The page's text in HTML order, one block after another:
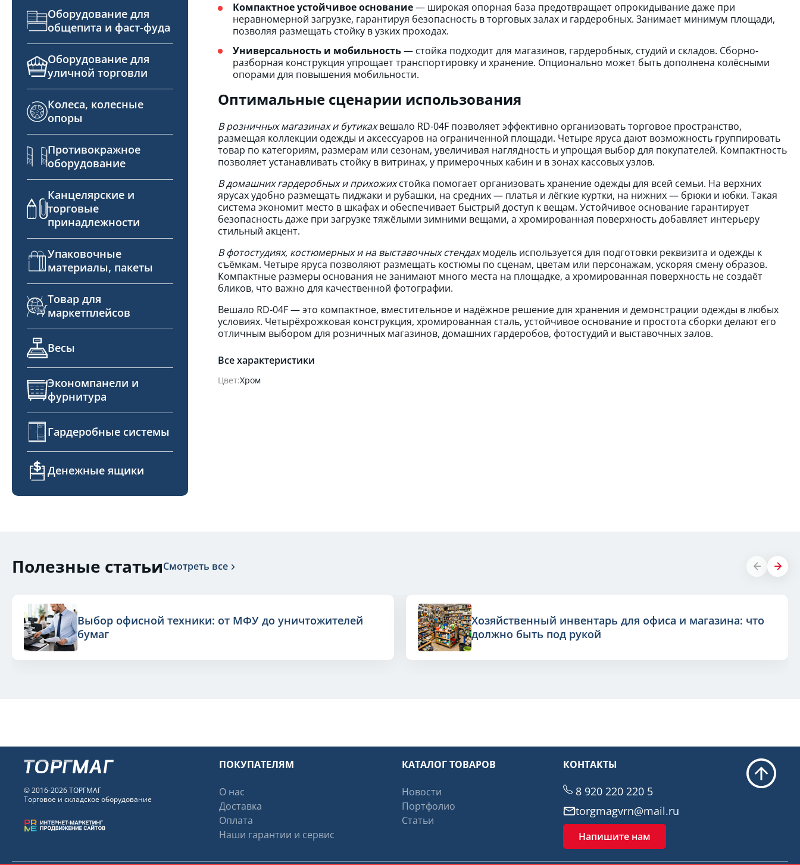
Оборудование для
общепита и фаст-фуда
Оборудование для
уличной торговли
Колеса, колесные
опоры
Противокражное
оборудование
Канцелярские и
торговые
принадлежности
Упаковочные
материалы, пакеты
Товар для
маркетплейсов
Весы
Экономпанели и
фурнитура
Гардеробные системы
Денежные ящики
Компактное устойчивое основание— широкая опорная база предотвращает опрокидывание даже при
неравномерной загрузке, гарантируя безопасность в торговых залах и гардеробных. Занимает минимум площади,
позволяя размещать стойку в узких проходах.
Универсальность и мобильность— стойка подходит для магазинов, гардеробных, студий и складов. Сборно-
разборная конструкция упрощает транспортировку и хранение. Опционально может быть дополнена колёсными
опорами для повышения мобильности.
Оптимальные сценарии использования
В розничных магазинах и бутикахвешало RD-04F позволяет эффективно организовать торговое пространство,
размещая коллекции одежды и аксессуаров на ограниченной площади. Четыре яруса дают возможность группировать
товар по категориям, размерам или сезонам, увеличивая наглядность и упрощая выбор для покупателей. Компактность
позволяет устанавливать стойку в витринах, у примерочных кабин и в зонах кассовых узлов.
В домашних гардеробных и прихожихстойка помогает организовать хранение одежды для всей семьи. На верхних
ярусах удобно размещать пиджаки и рубашки, на средних — платья и лёгкие куртки, на нижних — брюки и юбки. Такая
система экономит место в шкафах и обеспечивает быстрый доступ к вещам. Устойчивое основание гарантирует
безопасность даже при загрузке тяжёлыми зимними вещами, а хромированная поверхность добавляет интерьеру
стильный акцент.
В фотостудиях, костюмерных и на выставочных стендахмодель используется для подготовки реквизита и одежды к
съёмкам. Четыре яруса позволяют размещать костюмы по сценам, цветам или персонажам, ускоряя смену образов.
Компактные размеры основания не занимают много места на площадке, а хромированная поверхность не создаёт
бликов, что важно для качественной фотографии.
Вешало RD-04F — это компактное, вместительное и надёжное решение для хранения и демонстрации одежды в любых
условиях. Четырёхрожковая конструкция, хромированная сталь, устойчивое основание и простота сборки делают его
отличным выбором для розничных магазинов, домашних гардеробов, фотостудий и выставочных залов.
Все характеристики
Цвет:Хром
Полезные статьиСмотреть все
Выбор офисной техники: от МФУ до уничтожителей
бумаг
Хозяйственный инвентарь для офиса и магазина: что
должно быть под рукой
© 2016-2026 ТОРГМАГ
Торговое и складское оборудование
ПОКУПАТЕЛЯМ
О нас
Доставка
Оплата
Наши гарантии и сервис
КАТАЛОГ ТОВАРОВ
Новости
Портфолио
Статьи
КОНТАКТЫ
8 920 220 220 5
torgmagvrn@mail.ru
Напишите нам